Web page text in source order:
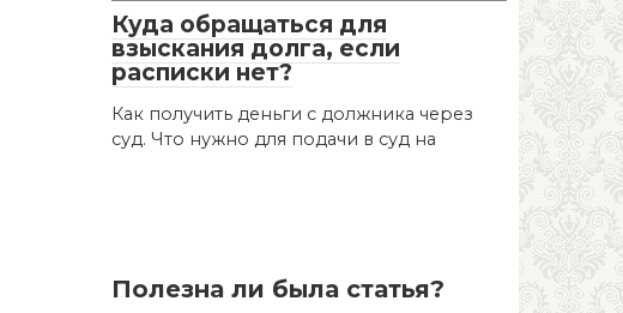
Куда обращаться для
взыскания долга, если
расписки нет?
Как получить деньги с должника через
суд. Что нужно для подачи в суд на
Полезна ли была статья?